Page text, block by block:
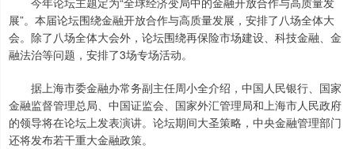
展”。本届论坛围绕金融开放合作与高质量发展，安排了八场全体大
会。除了八场全体大会外，论坛围绕再保险市场建设、科技金融、金
融法治等问题，安排了3场专场活动。
据上海市委金融办常务副主任周小全介绍，中国人民银行、国家
金融监督管理总局、中国证监会、国家外汇管理局和上海市人民政府
的领导将在论坛上发表演讲。论坛期间大圣策略，中央金融管理部门
还将发布若干重大金融政策。